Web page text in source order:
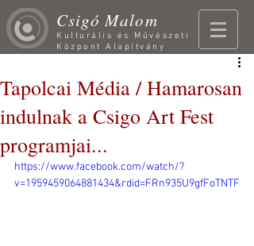
Csigó Malom
Kulturális és Művészeti
Központ Alapítvány
Tapolcai Média / Hamarosan
indulnak a Csigo Art Fest
programjai...
https://www.facebook.com/watch/?
v=1959459064881434&rdid=FRn935U9gfFoTNTF